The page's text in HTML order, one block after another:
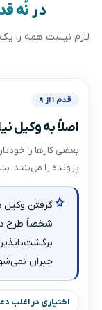
درنُه
لازم نیست همه را
قدم ۱ از ۹
اصلاً به وکیل
بعضی کارها را
پرونده را می‌بندد.
گرفتن وکیل
شخصاً طرح
جبران
اختیاری در اغلب